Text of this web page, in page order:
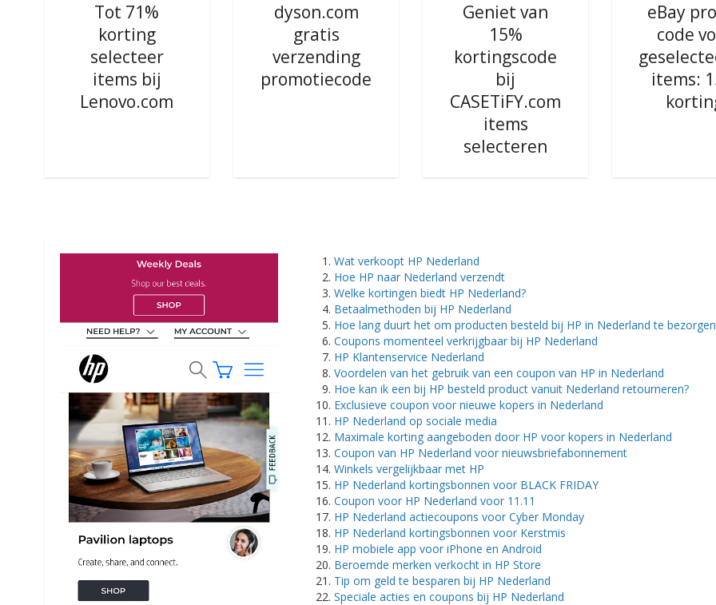
Tot 71%
korting
selecteer
items bij
Lenovo.com
dyson.com
gratis
verzending
promotiecode
Geniet van
15%
kortingscode
bij
CASETiFY.com
items
selecteren
eBay
code
items:
Wat verkoopt HP Nederland
Hoe HP naar Nederland verzendt
Welke kortingen biedt HP Nederland?
Betaalmethoden bij HP Nederland
Hoe lang duurt het om producten besteld bij HP in Nederland te
Coupons momenteel verkrijgbaar bij HP Nederland
HP Klantenservice Nederland
Voordelen van het gebruik van een coupon van HP in Nederland
Hoe kan ik een bij HP besteld product vanuit Nederland retourneren?
Exclusieve coupon voor nieuwe kopers in Nederland
HP Nederland op sociale media
Maximale korting aangeboden door HP voor kopers in Nederland
Coupon van HP Nederland voor nieuwsbriefabonnement
Winkels vergelijkbaar met HP
HP Nederland kortingsbonnen voor BLACK FRIDAY
Coupon voor HP Nederland voor 11.11
HP Nederland actiecoupons voor Cyber ​​Monday
HP Nederland kortingsbonnen voor Kerstmis
HP mobiele app voor iPhone en Android
Beroemde merken verkocht in HP Store
Tip om geld te besparen bij HP Nederland
Speciale acties en coupons bij HP Nederland